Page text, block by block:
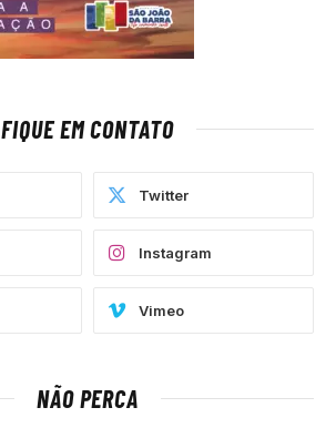
FIQUE EM CONTATO
Twitter
Instagram
Vimeo
NÃO PERCA